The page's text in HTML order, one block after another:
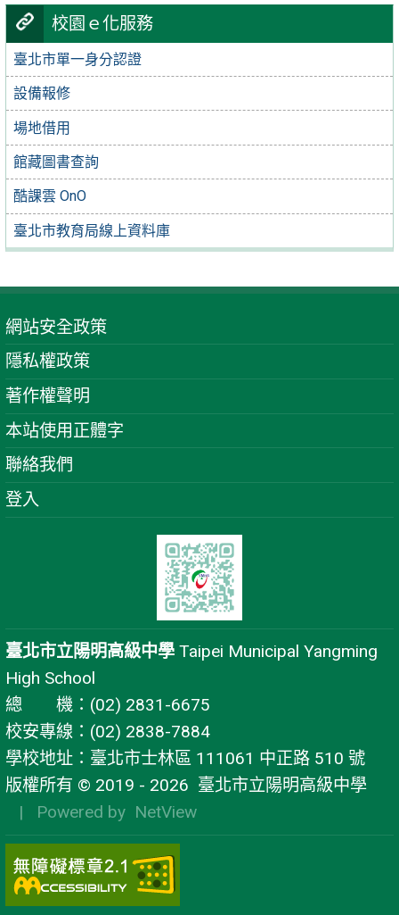
校園ｅ化服務
臺北市單一身分認證
設備報修
場地借用
館藏圖書查詢
酷課雲 OnO
臺北市教育局線上資料庫
網站安全政策
隱私權政策
著作權聲明
本站使用正體字
聯絡我們
登入
臺北市立陽明高級中學 Taipei Municipal Yangming
High School
總 機：(02) 2831-6675
校安專線：(02) 2838-7884
學校地址：臺北市士林區 111061 中正路 510 號
版權所有 © 2019 - 2026 臺北市立陽明高級中學
| Powered by NetView